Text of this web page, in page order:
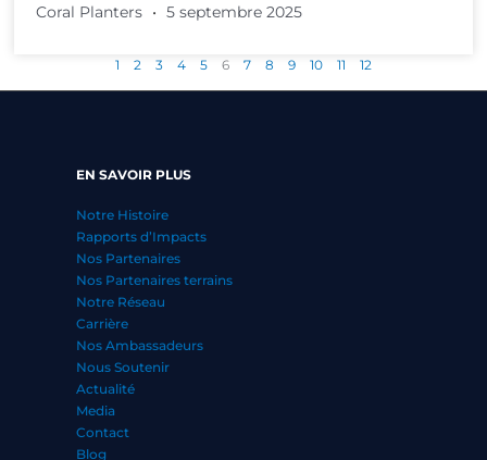
Coral Planters 5 septembre 2025
1 2 3 4 5 6 7 8 9 10 11 12
EN SAVOIR PLUS
Notre Histoire
Rapports d’Impacts
Nos Partenaires
Nos Partenaires terrains
Notre Réseau
Carrière
Nos Ambassadeurs
Nous Soutenir
Actualité
Media
Contact
Blog